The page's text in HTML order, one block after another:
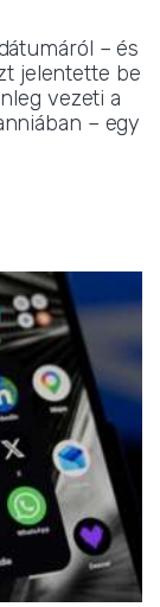
– és
jelentette be
vezeti a
– egy